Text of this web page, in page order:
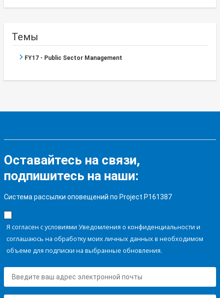
Темы
FY17 - Public Sector Management
Оставайтесь на связи,
подпишитесь на наши:
Система рассылки оповещений по Project P161387
Я согласен с условиями Уведомления о конфиденциальности и
соглашаюсь на обработку моих личных данных в необходимом
объеме для подписки на выбранные обновления.